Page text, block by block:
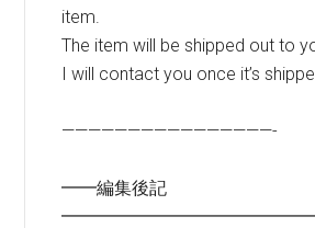
item.
The item will be shipped out to
I will contact you once it’s
————————————————-
━━編集後記